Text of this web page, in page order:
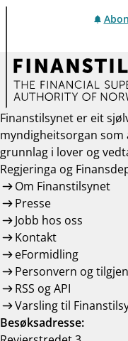
Finanstilsynet er eit
myndigheitsorgan som
grunnlag i lover og
Regjeringa og
Om Finanstilsynet
Presse
Jobb hos oss
Kontakt
eFormidling
Personvern og
RSS og API
Varsling til
Besøksadresse: